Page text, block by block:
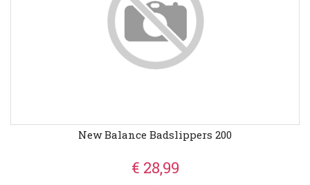
New Balance Badslippers 200
€ 28,99